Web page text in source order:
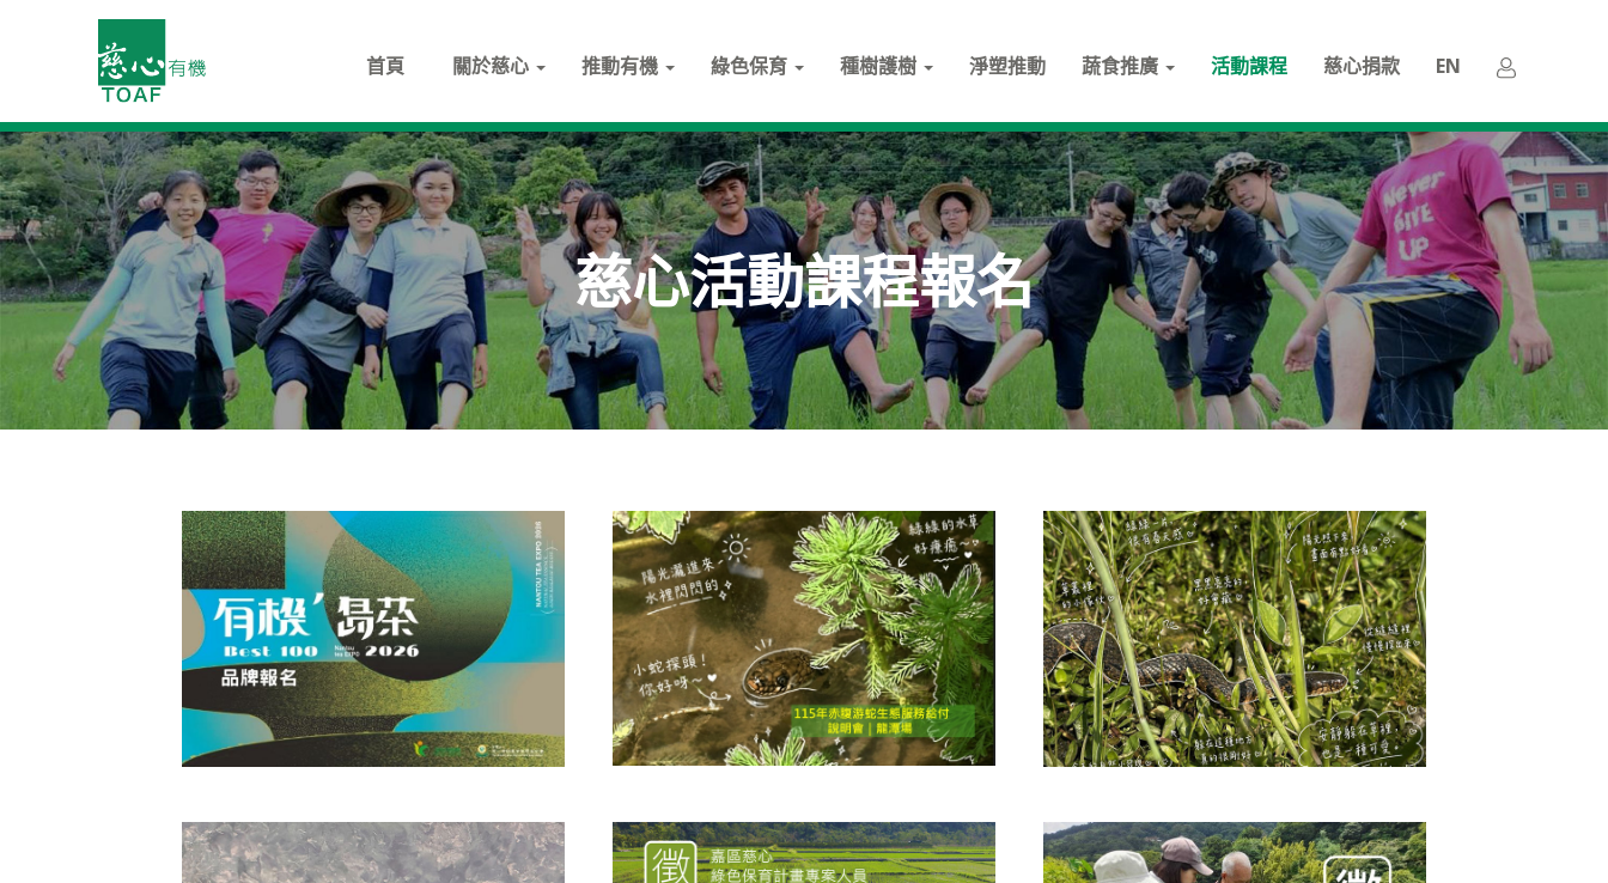
首頁 關於慈心 推動有機 綠色保育 種樹護樹 淨塑推動 蔬食推廣 活動課程 慈心捐款 EN
慈心活動課程報名
茶」BEST100 開始報名！(附簡章 )
【2026年南投世界茶業博覽會—有機茶主題
｜龍潭場】珍稀的保育類動物需要您
一起來看顧！
場】一起來守護珍稀的保育類動物赤
腹游蛇！